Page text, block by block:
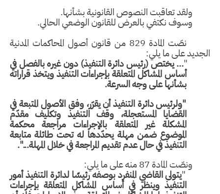
ولقد تعاقبت النصوص القانونية بشأنها.
وسوف نكتفي بالعرض للقانون الوضعي الحالي.
نصّت المادة 829 من قانون أصول المحاكمات المدنية
الجديد على ما يلي:
"... يختص (رئيس دائرة التنفيذ) دون غيره بالفصل في
أساس المشاكل المتعلقة بإجراءات التنفيذ ويتخذ قراراته
بشأنها على وجه السرعة.
"ولرئيس دائرة التنفيذ أن يقرّر، وفق الأصول المتبعة في
القضايا المستعجلة، وقف التنفيذ وتكليف مقدّم
المشكلة غير المتعلقة بالإجراءات مراجعة محكمة
الموضوع ضمن مهلة يحدّدها له تحت طائلة متابعة
التنفيذ في حال عدم تقديم المراجعة في خلال المهلة...".
ونصّت المادة 87 منه على ما يلي:
"يتولى القاضي المنفرد بوصفه رئيسًا لدائرة التنفيذ أمور
التنفيذ وينظر في أساس المشاكل المتعلقة بإجراءات